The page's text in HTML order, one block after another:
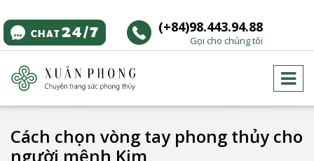
(+84)98.443.94.88
Gọi cho chúng tôi
Cách chọn vòng tay phong thủy cho
người mệnh Kim